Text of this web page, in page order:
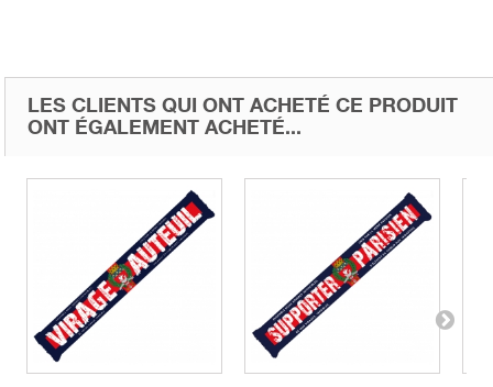
LES CLIENTS QUI ONT ACHETÉ CE PRODUIT
ONT ÉGALEMENT ACHETÉ...